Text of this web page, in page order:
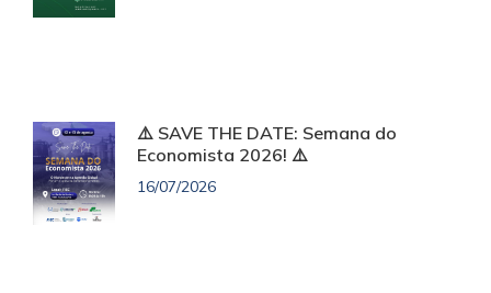
⚠️ SAVE THE DATE: Semana do
Economista 2026! ⚠️
16/07/2026